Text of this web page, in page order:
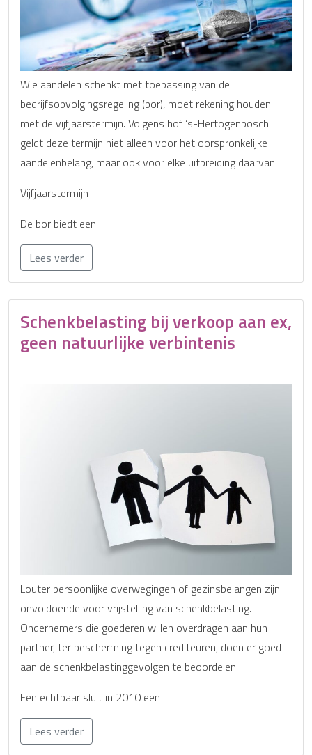
Wie aandelen schenkt met toepassing van de
bedrijfsopvolgingsregeling (bor), moet rekening houden
met de vijfjaarstermijn. Volgens hof ‘s-Hertogenbosch
geldt deze termijn niet alleen voor het oorspronkelijke
aandelenbelang, maar ook voor elke uitbreiding daarvan.
Vijfjaarstermijn
De bor biedt een
Lees verder
Schenkbelasting bij verkoop aan ex,
geen natuurlijke verbintenis
Louter persoonlijke overwegingen of gezinsbelangen zijn
onvoldoende voor vrijstelling van schenkbelasting.
Ondernemers die goederen willen overdragen aan hun
partner, ter bescherming tegen crediteuren, doen er goed
aan de schenkbelastinggevolgen te beoordelen.
Een echtpaar sluit in 2010 een
Lees verder